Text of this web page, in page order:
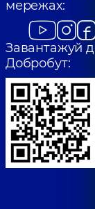
мережах:
Завантажуй
Добробут: